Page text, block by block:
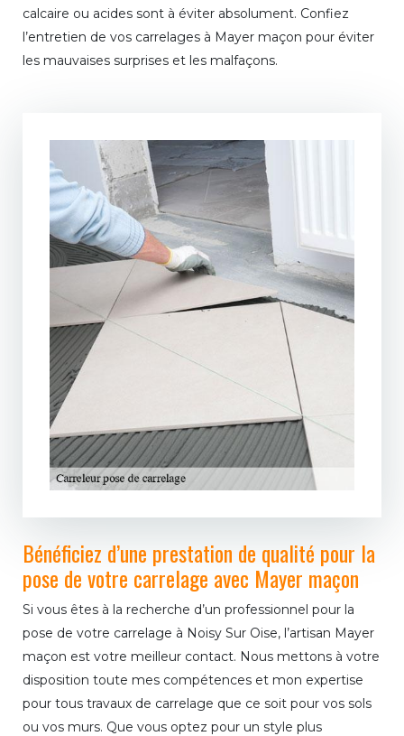
calcaire ou acides sont à éviter absolument. Confiez
l’entretien de vos carrelages à Mayer maçon pour éviter
les mauvaises surprises et les malfaçons.
Bénéficiez d’une prestation de qualité pour la
pose de votre carrelage avec Mayer maçon
Si vous êtes à la recherche d’un professionnel pour la
pose de votre carrelage à Noisy Sur Oise, l’artisan Mayer
maçon est votre meilleur contact. Nous mettons à votre
disposition toute mes compétences et mon expertise
pour tous travaux de carrelage que ce soit pour vos sols
ou vos murs. Que vous optez pour un style plus